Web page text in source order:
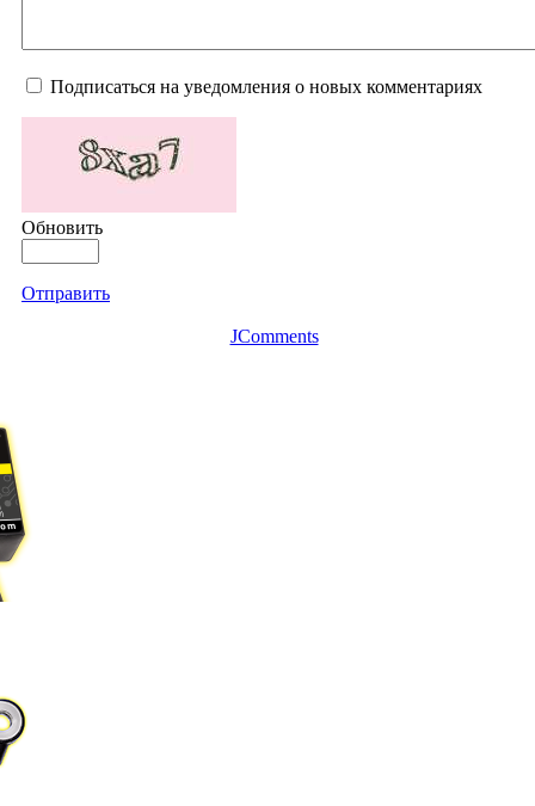
Подписаться на уведомления о новых комментариях
Обновить
Отправить
JComments